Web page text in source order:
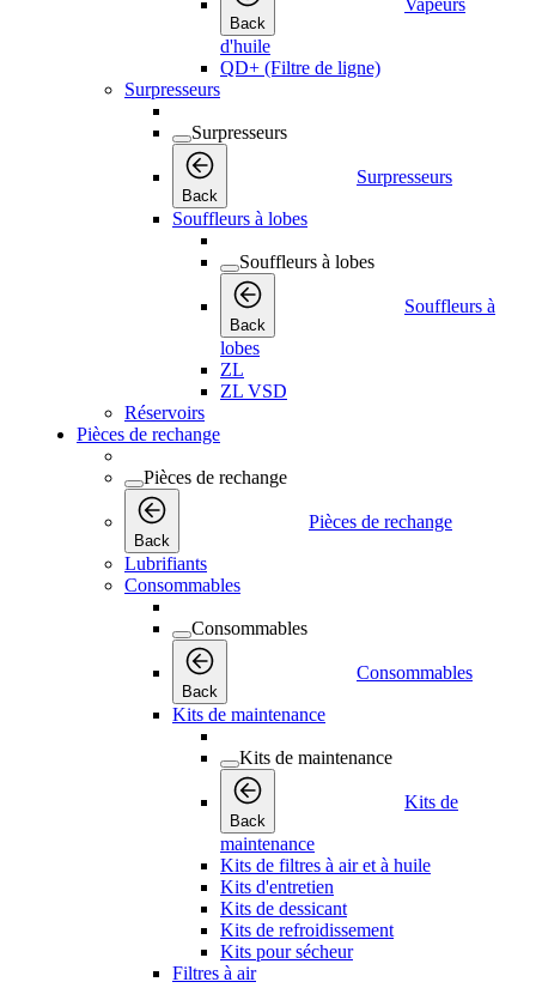
Back
Vapeurs
d'huile
QD+ (Filtre de ligne)
Surpresseurs
Surpresseurs
Back
Surpresseurs
Souffleurs à lobes
Souffleurs à lobes
Back
Souffleurs à
lobes
ZL
ZL VSD
Réservoirs
Pièces de rechange
Pièces de rechange
Back
Pièces de rechange
Lubrifiants
Consommables
Consommables
Back
Consommables
Kits de maintenance
Kits de maintenance
Back
Kits de
maintenance
Kits de filtres à air et à huile
Kits d'entretien
Kits de dessicant
Kits de refroidissement
Kits pour sécheur
Filtres à air